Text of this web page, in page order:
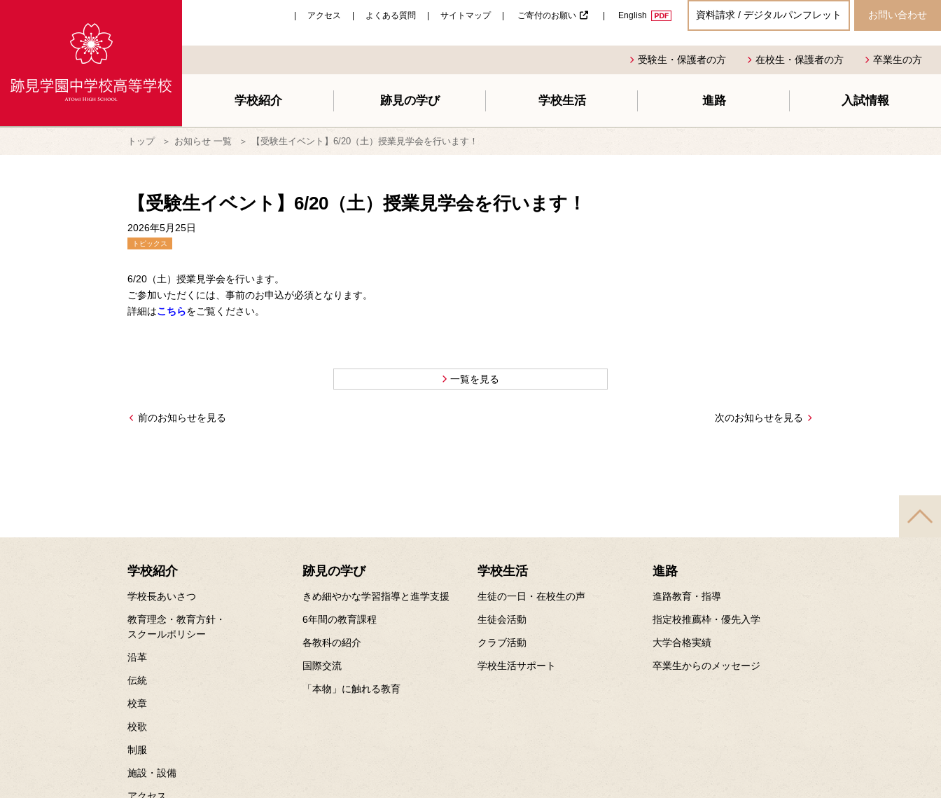
アクセス よくある質問 サイトマップ ご寄付のお願い English 資料請求 / デジタルパンフレット お問い合わせ
受験生・保護者の方 在校生・保護者の方 卒業生の方
学校紹介 跡見の学び 学校生活 進路 入試情報
トップ お知らせ 一覧 【受験生イベント】6/20（土）授業見学会を行います！
【受験生イベント】6/20（土）授業見学会を行います！
2026年5月25日
トピックス
6/20（土）授業見学会を行います。
ご参加いただくには、事前のお申込が必須となります。
詳細はこちらをご覧ください。
一覧を見る
前のお知らせを見る 次のお知らせを見る
学校紹介
学校長あいさつ
教育理念・教育方針・
スクールポリシー
沿革
伝統
校章
校歌
制服
施設・設備
跡見の学び
きめ細やかな学習指導と進学支援
6年間の教育課程
各教科の紹介
国際交流
「本物」に触れる教育
学校生活
生徒の一日・在校生の声
生徒会活動
クラブ活動
学校生活サポート
進路
進路教育・指導
指定校推薦枠・優先入学
大学合格実績
卒業生からのメッセージ